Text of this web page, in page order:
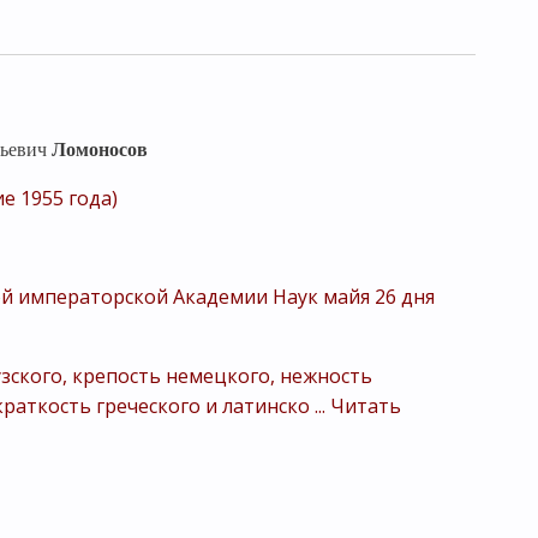
Ломоносов
1955 года)
императорской Академии Наук майя 26 дня
крепость немецкого, нежность
греческого и латинско ... Читать